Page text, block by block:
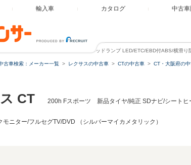
輸入車 カタログ 中古
タイヤ/純正 SDナビ/シートヒーター/ヘッドランプ LED/ETC/EBD付ABS/横滑
古車検索：メーカー一覧 レクサスの中古車 CTの中古車 CT・大阪府の
CT 200h Fスポーツ 新品タイヤ/純正 SDナビ/シートヒ
モニター/フルセグTV/DVD （シルバーマイカメタリック）